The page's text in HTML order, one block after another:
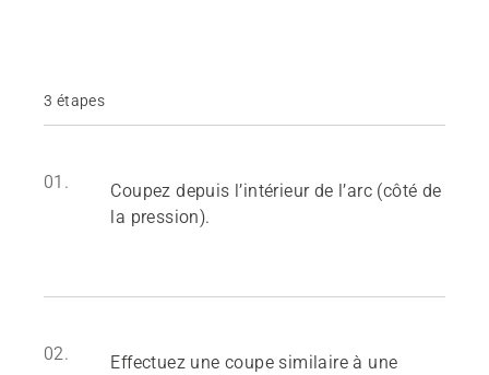
3 étapes
01.
Coupez depuis l’intérieur de l’arc (côté de
la pression).
02.
Effectuez une coupe similaire à une